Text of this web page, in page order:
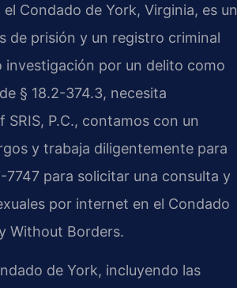
Condado de York, Virginia, es un
de prisión y un registro criminal
investigación por un delito como
§ 18.2-374.3, necesita
P.C., contamos con un
y trabaja diligentemente para
para solicitar una consulta y
por internet en el Condado
Without Borders.
de York, incluyendo las